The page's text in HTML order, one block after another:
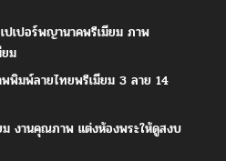
ปเปอร์พญานาคพรีเมียม ภาพ
ม
พิมพ์ลายไทยพรีเมียม 3 ลาย 14
ม งานคุณภาพ แต่งห้องพระให้ดูสงบ